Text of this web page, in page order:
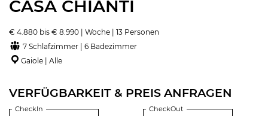
CASA CHIANTI
€ 4.880 bis € 8.990 | Woche | 13 Personen
7 Schlafzimmer | 6 Badezimmer
Gaiole | Alle
VERFÜGBARKEIT & PREIS ANFRAGEN
CheckIn CheckOut